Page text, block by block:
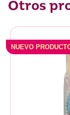
Otros
NUEVO